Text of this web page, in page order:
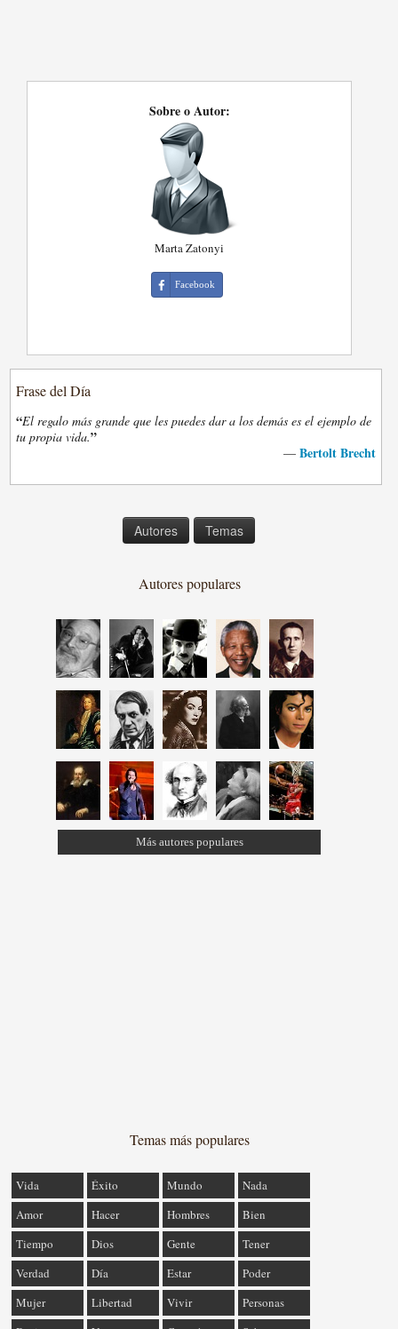
Sobre o Autor:
Marta Zatonyi
Facebook
Frase del Día
“El regalo más grande que les puedes dar a los demás es el ejemplo de
tu propia vida.”
— Bertolt Brecht
Autores Temas
Autores populares
Más autores populares
Temas más populares
Vida Éxito Mundo
Nada
Amor
Hacer Hombres
Bien
Tiempo
Dios Gente
Tener
Verdad
Día Estar
Poder
Mujer
Libertad Vivir
Personas